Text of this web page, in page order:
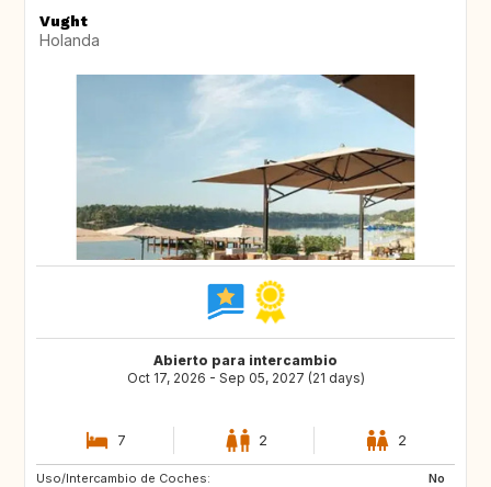
Vught
Holanda
Abierto para intercambio
Oct 17, 2026 - Sep 05, 2027 (21 days)
7 2 2
Uso/Intercambio de Coches:
No
DK